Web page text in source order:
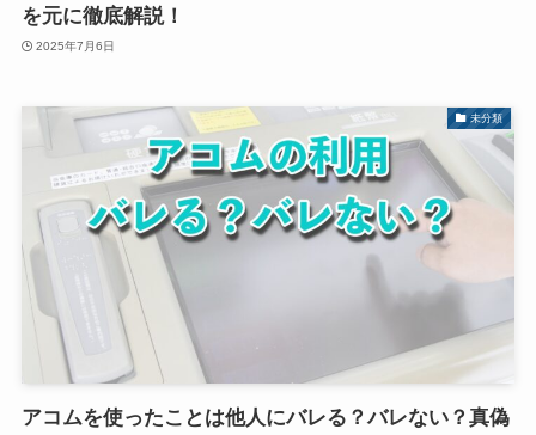
を元に徹底解説！
2025年7月6日
未分類
アコムを使ったことは他人にバレる？バレない？真偽